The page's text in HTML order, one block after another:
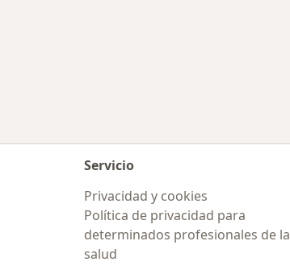
Servicio
Privacidad y cookies
Política de privacidad para
determinados profesionales de la
salud